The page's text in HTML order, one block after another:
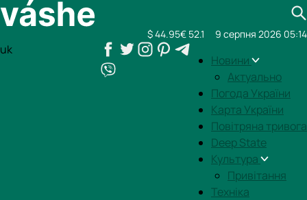
uk
Новини
Актуально
Погода України
Карта України
Повітряна тривога
Deep State
Культура
Привітання
Техніка
$ 44.95€ 52.1 9 серпня 2026 05:14